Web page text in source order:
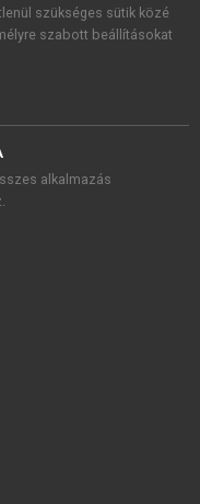
foglaltakat
szükséges sütik közé
szabott beállításokat
alkalmazás